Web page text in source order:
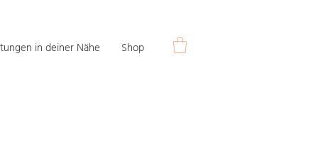
in deiner Nähe Shop